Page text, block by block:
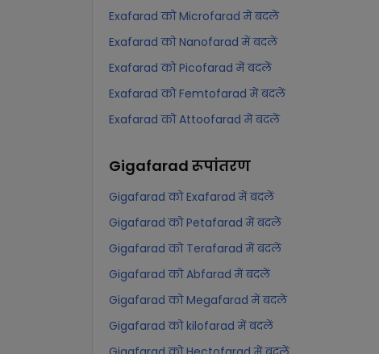
Exafarad को Microfarad में बदलें
Exafarad को Nanofarad में बदलें
Exafarad को Picofarad में बदलें
Exafarad को Femtofarad में बदलें
Exafarad को Attoofarad में बदलें
Gigafarad रूपांतरण
Gigafarad को Exafarad में बदलें
Gigafarad को Petafarad में बदलें
Gigafarad को Terafarad में बदलें
Gigafarad को Abfarad में बदलें
Gigafarad को Megafarad में बदलें
Gigafarad को kilofarad में बदलें